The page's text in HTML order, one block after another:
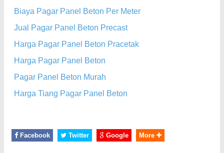
Biaya Pagar Panel Beton Per Meter
Jual Pagar Panel Beton Precast
Harga Pagar Panel Beton Pracetak
Harga Pagar Panel Beton
Pagar Panel Beton Murah
Harga Tiang Pagar Panel Beton
Facebook Twitter Google More